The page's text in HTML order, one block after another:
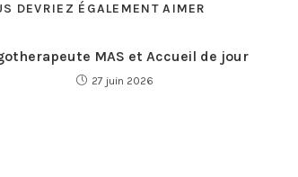
DEVRIEZ ÉGALEMENT AIMER
MAS et Accueil de jour
27 juin 2026